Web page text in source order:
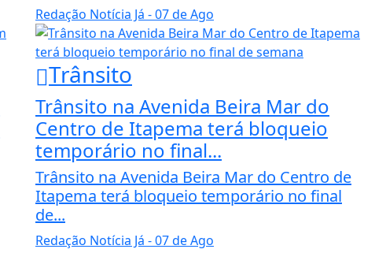
Redação Notícia Já - 07 de Ago
Trânsito
Trânsito na Avenida Beira Mar do
Centro de Itapema terá bloqueio
temporário no final...
Trânsito na Avenida Beira Mar do Centro de
Itapema terá bloqueio temporário no final
de...
Redação Notícia Já - 07 de Ago